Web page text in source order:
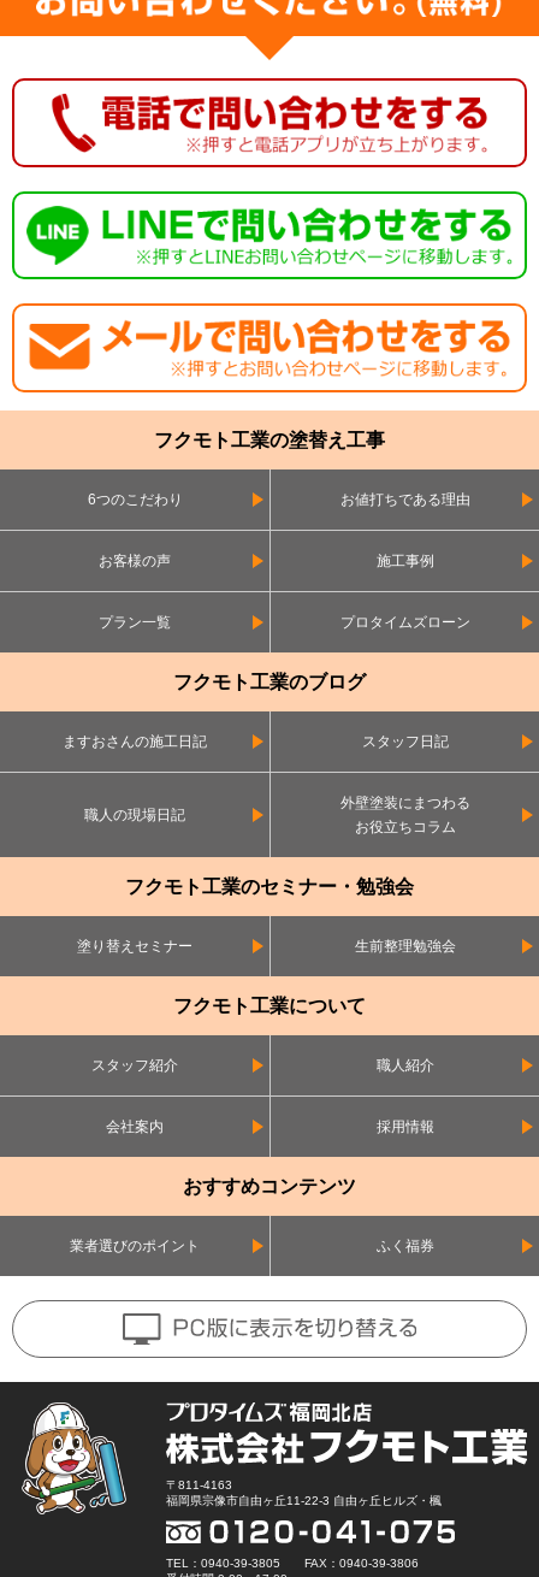
フクモト工業の塗替え工事
6つのこだわり お値打ちである理由
お客様の声 施工事例
プラン一覧 プロタイムズローン
フクモト工業のブログ
ますおさんの施工日記 スタッフ日記
職人の現場日記
外壁塗装にまつわる
お役立ちコラム
フクモト工業のセミナー・勉強会
塗り替えセミナー 生前整理勉強会
フクモト工業について
スタッフ紹介 職人紹介
会社案内 採用情報
おすすめコンテンツ
業者選びのポイント ふく福券
〒811-4163
福岡県宗像市自由ヶ丘11-22-3 自由ヶ丘ヒルズ・楓
TEL：0940-39-3805 FAX：0940-39-3806